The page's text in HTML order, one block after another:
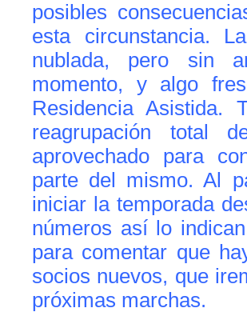
posibles
esta circunstancia.
nublada, pero sin
momento, y algo
Residencia Asistida.
reagrupación total
aprovechado para
parte del mismo. Al
iniciar la temporada
números así lo
para comentar que
socios nuevos, que
próximas marchas.